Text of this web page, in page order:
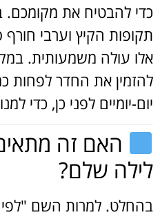
כדי להבטיח את מקומכם.
תקופות הקיץ וערבי
אלו עולה משמעותית.
להזמין את החדר לפחות
יום-יומיים לפני כן, כדי
האם זה מתאים
לילה שלם?
בהחלט. למרות השם